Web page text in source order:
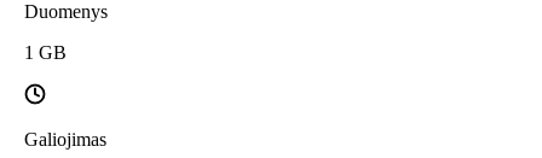
Duomenys
1 GB
Galiojimas